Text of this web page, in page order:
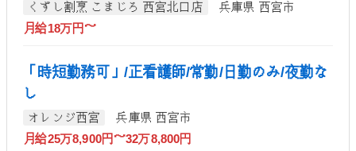
くずし割烹 こまじろ 西宮北口店
兵庫県 西宮市
月給18万円～
「時短勤務可」/正看護師/常勤/日勤のみ/夜勤な
し
オレンジ西宮
兵庫県 西宮市
月給25万8,900円～32万8,800円